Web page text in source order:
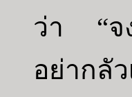
ว่า “จ
อย่ากลั